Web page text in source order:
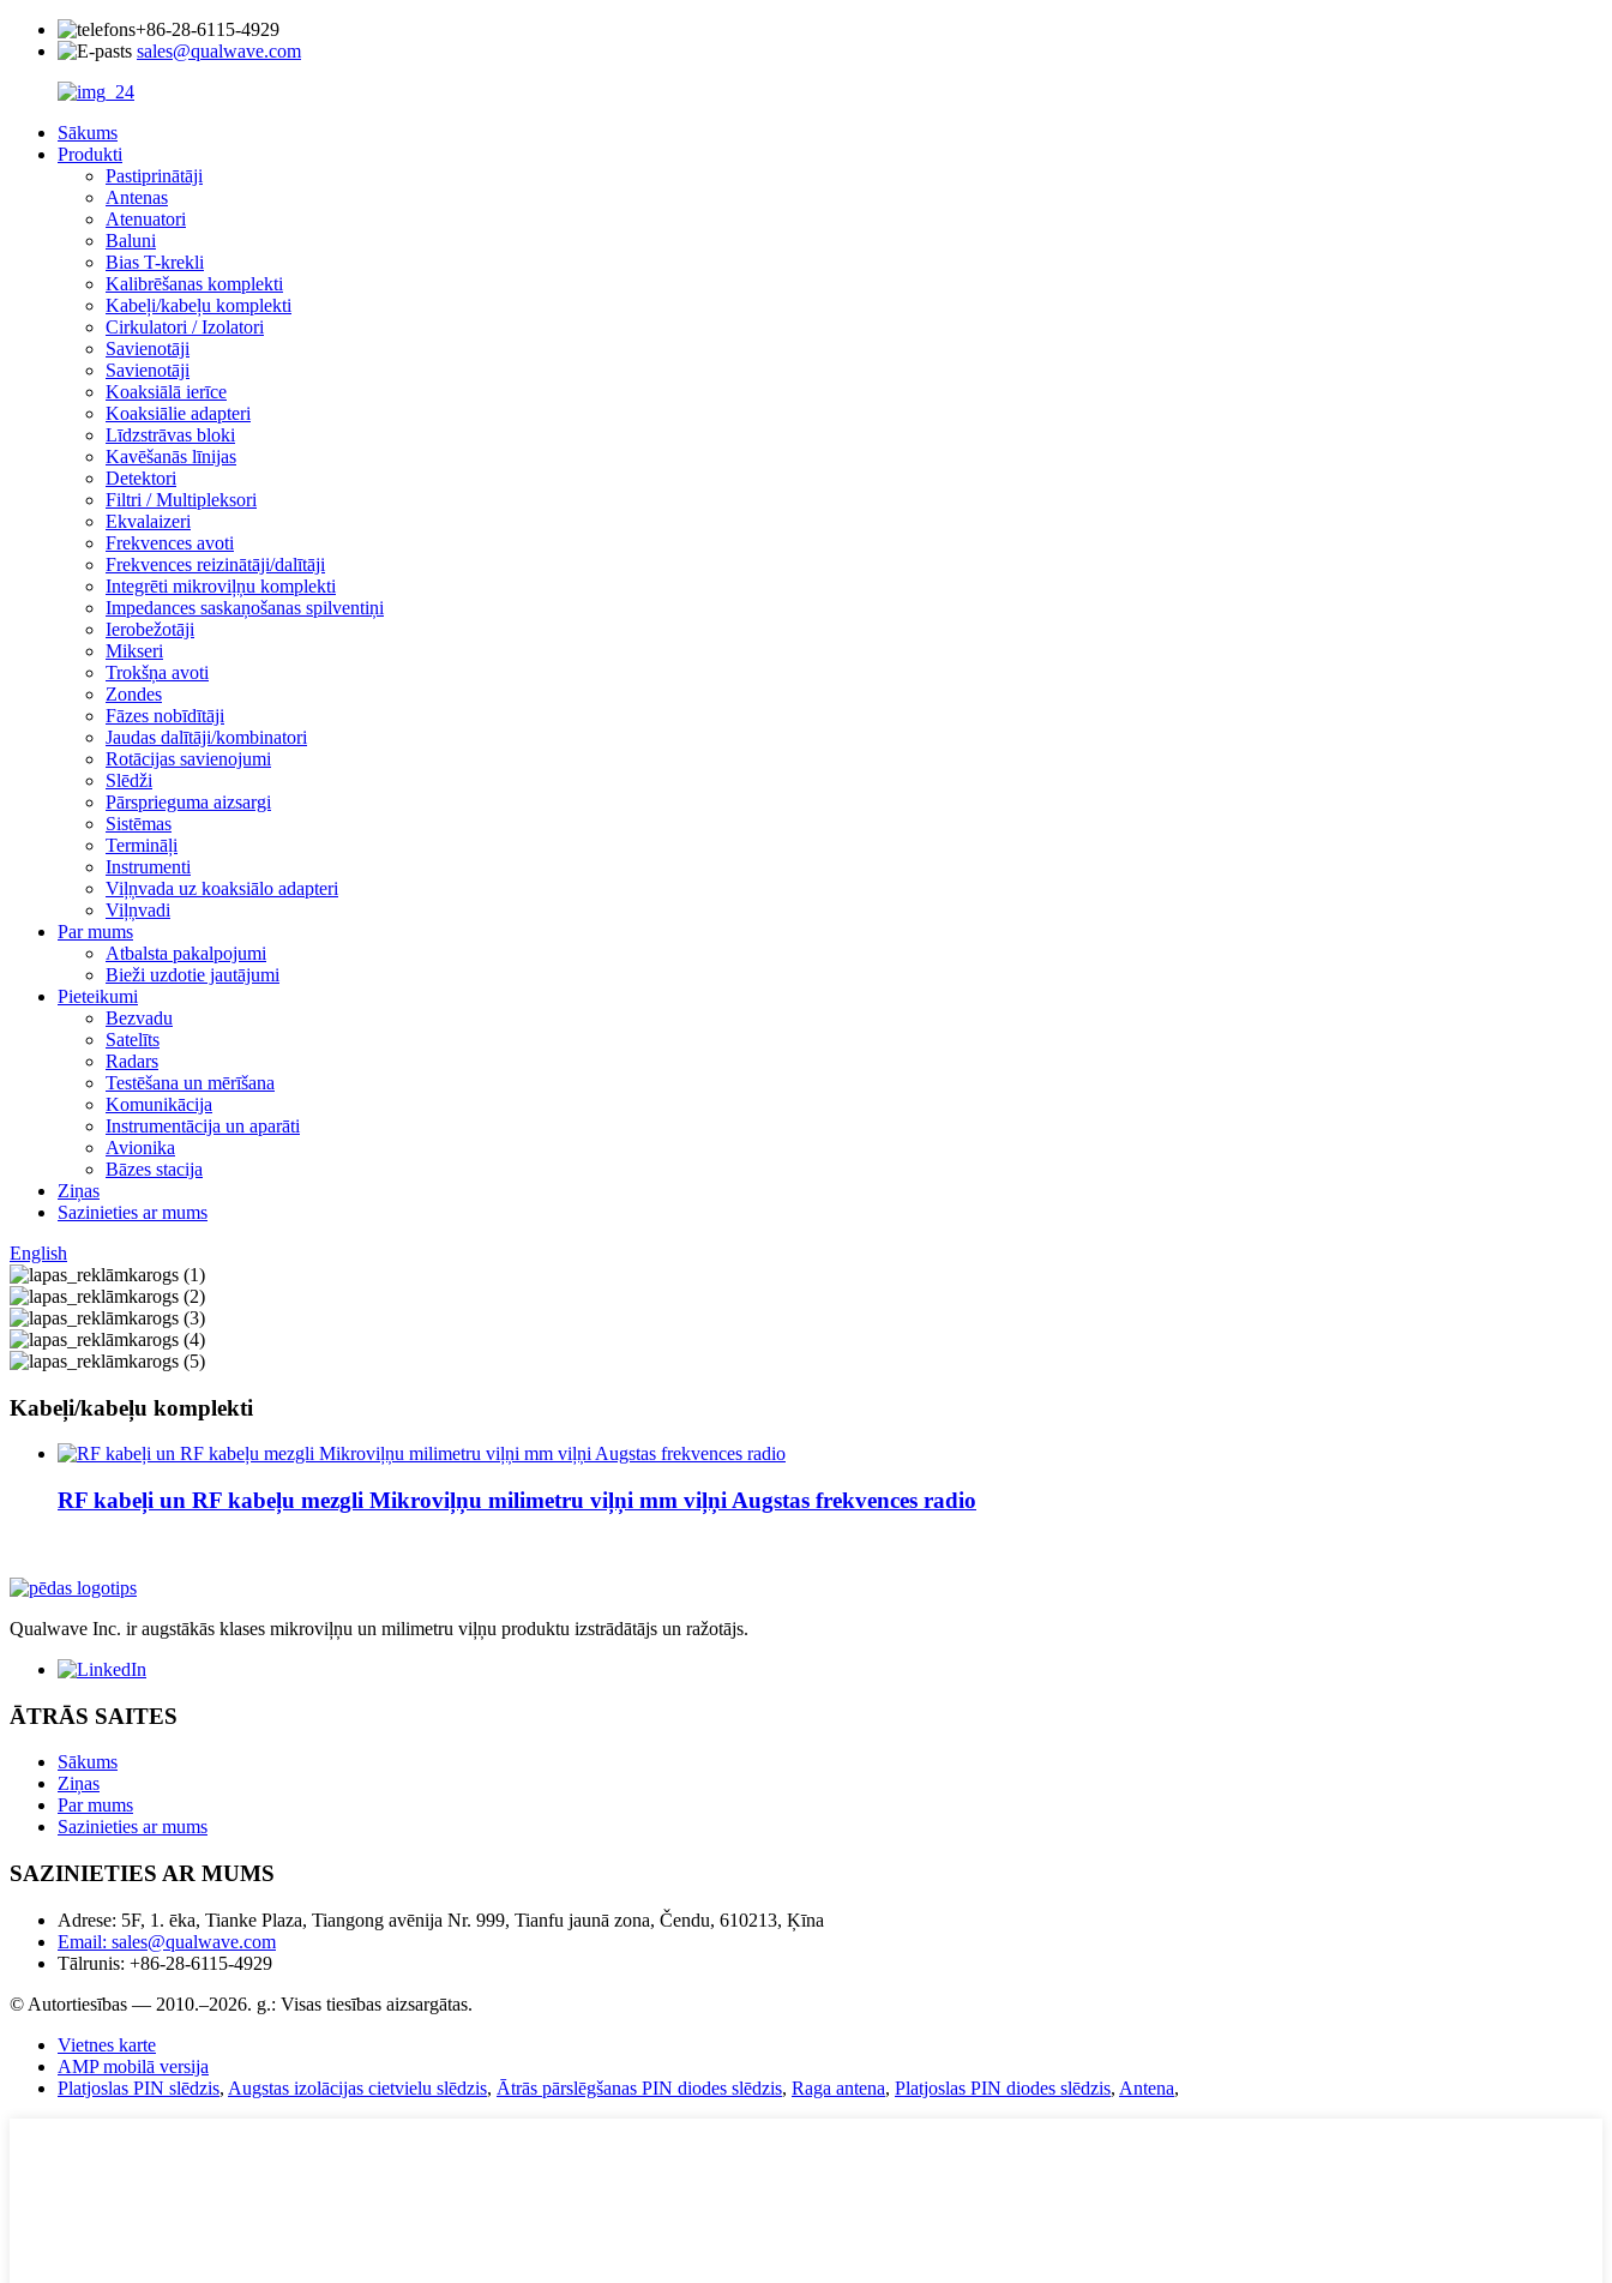
+86-28-6115-4929
sales@qualwave.com
Sākums
Produkti
Pastiprinātāji
Antenas
Atenuatori
Baluni
Bias T-krekli
Kalibrēšanas komplekti
Kabeļi/kabeļu komplekti
Cirkulatori / Izolatori
Savienotāji
Savienotāji
Koaksiālā ierīce
Koaksiālie adapteri
Līdzstrāvas bloki
Kavēšanās līnijas
Detektori
Filtri / Multipleksori
Ekvalaizeri
Frekvences avoti
Frekvences reizinātāji/dalītāji
Integrēti mikroviļņu komplekti
Impedances saskaņošanas spilventiņi
Ierobežotāji
Mikseri
Trokšņa avoti
Zondes
Fāzes nobīdītāji
Jaudas dalītāji/kombinatori
Rotācijas savienojumi
Slēdži
Pārsprieguma aizsargi
Sistēmas
Termināļi
Instrumenti
Viļņvada uz koaksiālo adapteri
Viļņvadi
Par mums
Atbalsta pakalpojumi
Bieži uzdotie jautājumi
Pieteikumi
Bezvadu
Satelīts
Radars
Testēšana un mērīšana
Komunikācija
Instrumentācija un aparāti
Avionika
Bāzes stacija
Ziņas
Sazinieties ar mums
English
Kabeļi/kabeļu komplekti
RF kabeļi un RF kabeļu mezgli Mikroviļņu milimetru viļņi mm viļņi Augstas frekvences radio
Qualwave Inc. ir augstākās klases mikroviļņu un milimetru viļņu produktu izstrādātājs un ražotājs.
ĀTRĀS SAITES
Sākums
Ziņas
Par mums
Sazinieties ar mums
SAZINIETIES AR MUMS
Adrese: 5F, 1. ēka, Tianke Plaza, Tiangong avēnija Nr. 999, Tianfu jaunā zona, Čendu, 610213, Ķīna
Email: sales@qualwave.com
Tālrunis: +86-28-6115-4929
© Autortiesības — 2010.–2026. g.: Visas tiesības aizsargātas.
Vietnes karte
AMP mobilā versija
Platjoslas PIN slēdzis, Augstas izolācijas cietvielu slēdzis, Ātrās pārslēgšanas PIN diodes slēdzis, Raga antena, Platjoslas PIN diodes slēdzis, Antena,